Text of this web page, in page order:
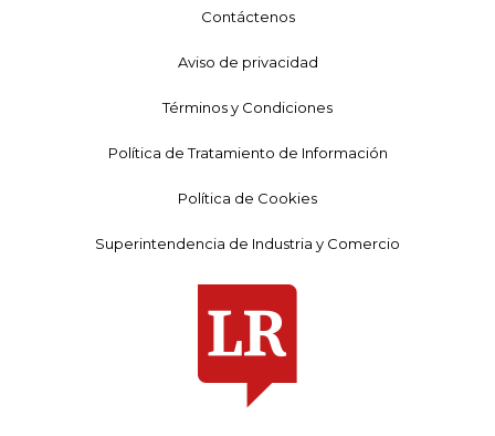
Contáctenos
Aviso de privacidad
Términos y Condiciones
Política de Tratamiento de Información
Política de Cookies
Superintendencia de Industria y Comercio